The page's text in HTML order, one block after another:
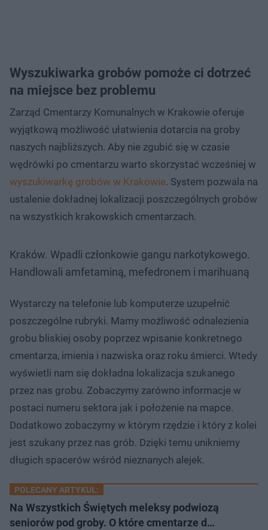
Wyszukiwarka grobów pomoże ci dotrzeć
na miejsce bez problemu
Zarząd Cmentarzy Komunalnych w Krakowie oferuje
wyjątkową możliwość ułatwienia dotarcia na groby
naszych najbliższych. Aby nie zgubić się w czasie
wędrówki po cmentarzu warto skorzystać wcześniej w
wyszukiwarkę grobów w Krakowie. System pozwala na
ustalenie dokładnej lokalizacji poszczególnych grobów
na wszystkich krakowskich cmentarzach.
Kraków. Wpadli członkowie gangu narkotykowego.
Handlowali amfetaminą, mefedronem i marihuaną
Wystarczy na telefonie lub komputerze uzupełnić
poszczególne rubryki. Mamy możliwość odnalezienia
grobu bliskiej osoby poprzez wpisanie konkretnego
cmentarza, imienia i nazwiska oraz roku śmierci. Wtedy
wyświetli nam się dokładna lokalizacja szukanego
przez nas grobu. Zobaczymy zarówno informacje w
postaci numeru sektora jak i położenie na mapce.
Dodatkowo zobaczymy w którym rzędzie i który z kolei
jest szukany przez nas grób. Dzięki temu unikniemy
długich spacerów wśród nieznanych alejek.
POLECANY ARTYKUŁ:
Na Wszystkich Świętych meleksy podwiozą
seniorów pod groby. O które cmentarze d…